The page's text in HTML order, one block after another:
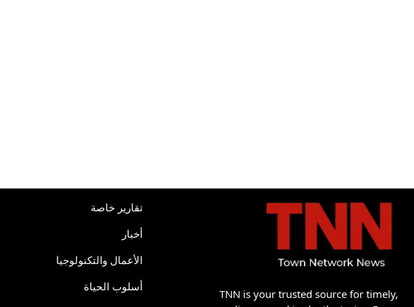
TNN is your trusted source for timely,
تقارير خاصة
أخبار
الأعمال والتكنولوجيا
أسلوب الحياة